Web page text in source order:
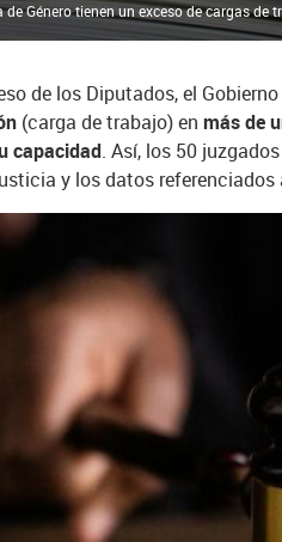
Género tienen un exceso de cargas de
de los Diputados, el
(carga de trabajo) enmás de
capacidad. Así, los 50
y los datos referenciados